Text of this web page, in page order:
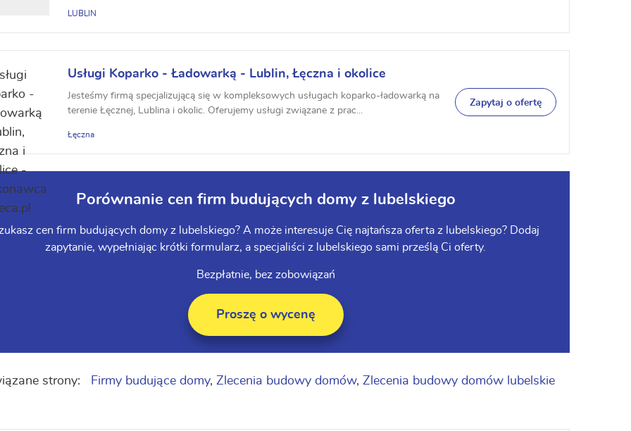
LUBLIN
Usługi Koparko - Ładowarką - Lublin, Łęczna i okolice
Jesteśmy firmą specjalizującą się w kompleksowych usługach koparko-ładowarką na
terenie Łęcznej, Lublina i okolic. Oferujemy usługi związane z prac...
Łęczna
Zapytaj o ofertę
Porównanie cen firm budujących domy z lubelskiego
cen firm budujących domy z lubelskiego? A może interesuje Cię najtańsza oferta z lubelskiego? Dodaj
zapytanie, wypełniając krótki formularz, a specjaliści z lubelskiego sami prześlą Ci oferty.
Bezpłatnie, bez zobowiązań
Proszę o wycenę
strony: Firmy budujące domy, Zlecenia budowy domów, Zlecenia budowy domów lubelskie